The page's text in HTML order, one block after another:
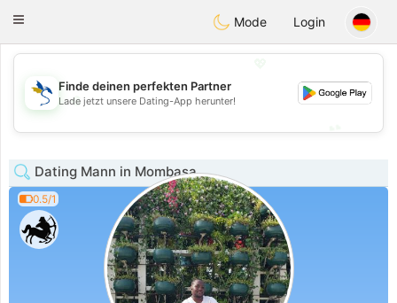
SvenskaDating
Toggle
Mode Login
💖
💕
Finde deinen perfekten Partner
Lade jetzt unsere Dating-App herunter!
Dating Mann in Mombasa
0.5/1